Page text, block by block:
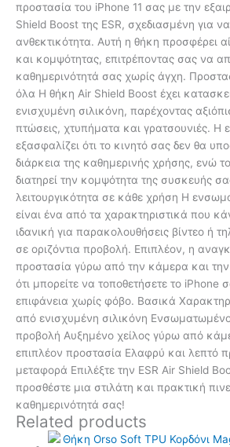
προστασία του iPhone 11 σας με την
Shield Boost της ESR, σχεδιασμένη για
ανθεκτικότητα. Αυτή η θήκη προσφέρει
και κομψότητας, επιτρέποντας σας να
καθημερινότητά σας χωρίς άγχη.
όλα Η θήκη Air Shield Boost έχει
ενισχυμένη σιλικόνη, παρέχοντας
πτώσεις, χτυπήματα και γρατσουνιές. Η
εξασφαλίζει ότι το κινητό σας δεν θα
διάρκεια της καθημερινής χρήσης, ενώ
διατηρεί την κομψότητα της συσκευής
λειτουργικότητα σε κάθε χρήση Η
είναι ένα από τα χαρακτηριστικά που
ιδανική για παρακολουθήσεις βίντεο ή
σε οριζόντια προβολή. Επιπλέον, η
προστασία γύρω από την κάμερα και την
ότι μπορείτε να τοποθετήσετε το iPhone
επιφάνεια χωρίς φόβο. Βασικά
από ενισχυμένη σιλικόνη
προβολή Αυξημένο χείλος γύρω από
επιπλέον προστασία Ελαφρύ και λεπτό
μεταφορά Επιλέξτε την ESR Air Shield
προσθέστε μια στιλάτη και πρακτική
καθημερινότητά σας!
Related products